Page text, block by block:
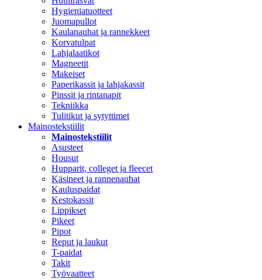
Hygieniatuotteet
Juomapullot
Kaulanauhat ja rannekkeet
Korvatulpat
Lahjalaatikot
Magneetit
Makeiset
Paperikassit ja lahjakassit
Pinssit ja rintanapit
Tekniikka
Tulitikut ja sytyttimet
Mainostekstiilit
Mainostekstiilit
Asusteet
Housut
Hupparit, colleget ja fleecet
Käsineet ja rannenauhat
Kauluspaidat
Kestokassit
Lippikset
Pikeet
Pipot
Reput ja laukut
T-paidat
Takit
Työvaatteet